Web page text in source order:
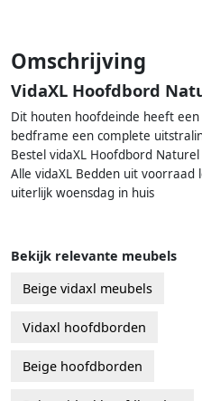
Omschrijving
VidaXL Hoofdbord
Dit houten hoofdeinde heeft
bedframe een complete
Bestel vidaXL Hoofdbord
Alle vidaXL Bedden uit voorraad
uiterlijk woensdag in huis
Bekijk relevante meubels
Beige vidaxl meubels
Vidaxl hoofdborden
Beige hoofdborden